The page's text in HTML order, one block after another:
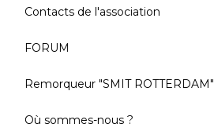
Contacts de l'association
FORUM
Remorqueur "SMIT ROTTERDAM"
Où sommes-nous ?